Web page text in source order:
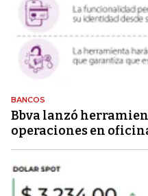
BANCOS
Bbva lanzó
operaciones en